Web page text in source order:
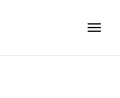
Toggle